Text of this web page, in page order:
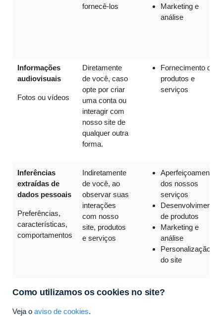
fornecê-los
Marketing e
análise
Informações
audiovisuais
Fotos ou vídeos
Diretamente
de você, caso
opte por criar
uma conta ou
interagir com
nosso site de
qualquer outra
forma.
Fornecimento de
produtos e
serviços
Inferências
extraídas de
dados pessoais
Preferências,
características,
comportamentos
Indiretamente
de você, ao
observar suas
interações
com nosso
site, produtos
e serviços
Aperfeiçoamento
dos nossos
serviços
Desenvolvimento
de produtos
Marketing e
análise
Personalização
do site
Como utilizamos os cookies no site?
Veja o aviso de cookies.